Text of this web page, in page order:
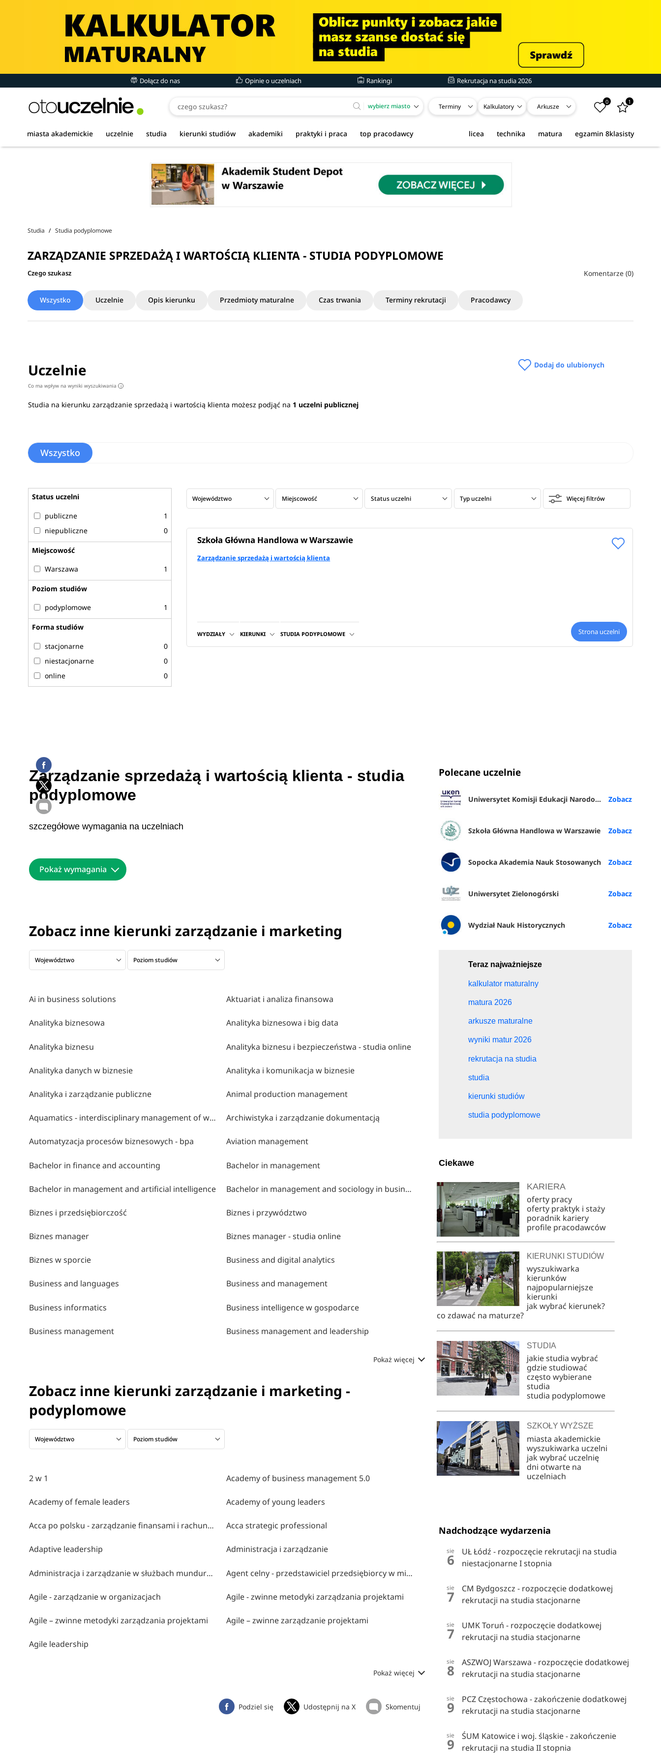
Dołącz do nas Opinie o uczelniach Rankingi Rekrutacja na studia 2026
wybierz miasto Terminy Kalkulatory Arkusze
0 1
miasta akademickie uczelnie studia kierunki studiów akademiki praktyki i praca top pracodawcy egzamin 8klasisty
matura
technika
licea
Studia Studia podyplomowe
ZARZĄDZANIE SPRZEDAŻĄ I WARTOŚCIĄ KLIENTA - STUDIA PODYPLOMOWE
Czego szukasz Komentarze (0)
Wszystko Uczelnie Opis kierunku Przedmioty maturalne Czas trwania Terminy rekrutacji Pracodawcy
Uczelnie
Co ma wpływ na wyniki wyszukiwania i
Dodaj do ulubionych
Studia na kierunku zarządzanie sprzedażą i wartością klienta możesz podjąć na 1 uczelni publicznej
Wszystko
Województwo Miejscowość Status uczelni Typ uczelni Więcej filtrów
Szkoła Główna Handlowa w Warszawie
Zarządzanie sprzedażą i wartością klienta
WYDZIAŁY KIERUNKI STUDIA PODYPLOMOWE Strona uczelni
Status uczelni
publiczne
1
niepubliczne
0
Miejscowość
Warszawa 1
Poziom studiów
podyplomowe 1
Forma studiów
stacjonarne
0
niestacjonarne
0
online
0
Zarządzanie sprzedażą i wartością klienta - studia
podyplomowe
szczegółowe wymagania na uczelniach
Pokaż wymagania
Zobacz inne kierunki zarządzanie i marketing
Województwo Poziom studiów
Ai in business solutions Aktuariat i analiza finansowa
Analityka biznesowa Analityka biznesowa i big data
Analityka biznesu Analityka biznesu i bezpieczeństwa - studia online
Analityka danych w biznesie Analityka i komunikacja w biznesie
Analityka i zarządzanie publiczne Animal production management
Aquamatics - interdisciplinary management of water environments Archiwistyka i zarządzanie dokumentacją
Automatyzacja procesów biznesowych - bpa Aviation management
Bachelor in finance and accounting Bachelor in management
Bachelor in management and artificial intelligence Bachelor in management and sociology in business and media
Biznes i przedsiębiorczość Biznes i przywództwo
Biznes manager Biznes manager - studia online
Biznes w sporcie Business and digital analytics
Business and languages Business and management
Business informatics Business intelligence w gospodarce
Business management Business management and leadership
Pokaż więcej
Zobacz inne kierunki zarządzanie i marketing -
podyplomowe
Województwo Poziom studiów
2 w 1 Academy of business management 5.0
Academy of female leaders Academy of young leaders
Acca po polsku - zarządzanie finansami i rachunkowość w środowisku międzynarodowym Acca strategic professional
Adaptive leadership Administracja i zarządzanie
Administracja i zarządzanie w służbach mundurowych Agent celny - przedstawiciel przedsiębiorcy w międzynarodowym obrocie towarowym
Agile - zarządzanie w organizacjach Agile - zwinne metodyki zarządzania projektami
Agile – zwinne metodyki zarządzania projektami Agile – zwinne zarządzanie projektami
Agile leadership
Pokaż więcej
Podziel się Udostępnij na X Skomentuj
Polecane uczelnie
Uniwersytet Komisji Edukacji Narodowej w Krakowie
Szkoła Główna Handlowa w Warszawie
Sopocka Akademia Nauk Stosowanych
Uniwersytet Zielonogórski
Wydział Nauk Historycznych
Teraz najważniejsze
kalkulator maturalny
matura 2026
arkusze maturalne
wyniki matur 2026
rekrutacja na studia
studia
kierunki studiów
studia podyplomowe
Ciekawe
KARIERA
oferty pracy
oferty praktyk i staży
poradnik kariery
profile pracodawców
KIERUNKI STUDIÓW
wyszukiwarka
kierunków
najpopularniejsze
kierunki
jak wybrać kierunek?
co zdawać na maturze?
STUDIA
jakie studia wybrać
gdzie studiować
często wybierane
studia
studia podyplomowe
SZKOŁY WYŻSZE
miasta akademickie
wyszukiwarka uczelni
jak wybrać uczelnię
dni otwarte na
uczelniach
Nadchodzące wydarzenia
sie
6
UŁ Łódź - rozpoczęcie rekrutacji na studia
niestacjonarne I stopnia
sie
7
CM Bydgoszcz - rozpoczęcie dodatkowej
rekrutacji na studia stacjonarne
sie
7
UMK Toruń - rozpoczęcie dodatkowej
rekrutacji na studia stacjonarne
sie
8
ASZWOJ Warszawa - rozpoczęcie dodatkowej
rekrutacji na studia stacjonarne
sie
9
PCZ Częstochowa - zakończenie dodatkowej
rekrutacji na studia stacjonarne
sie
9
ŚUM Katowice i woj. śląskie - zakończenie
rekrutacji na studia II stopnia